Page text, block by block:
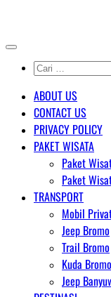
content
Cari
untuk:
ABOUT US
CONTACT US
PRIVACY POLICY
PAKET WISATA
Paket
Paket
TRANSPORT
Mobil
Jeep Bromo
Trail Bromo
Kuda Bromo
Jeep